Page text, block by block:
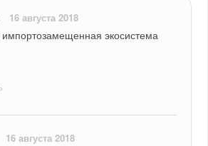
16 августа 2018
экосистема
16 августа 2018